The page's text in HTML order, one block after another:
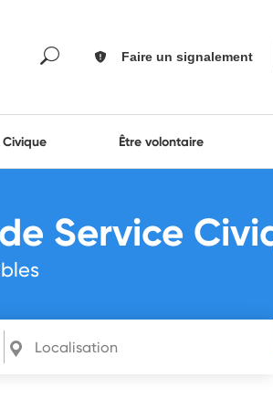
Faire un signalement
Être volontaire
Service
Localisation